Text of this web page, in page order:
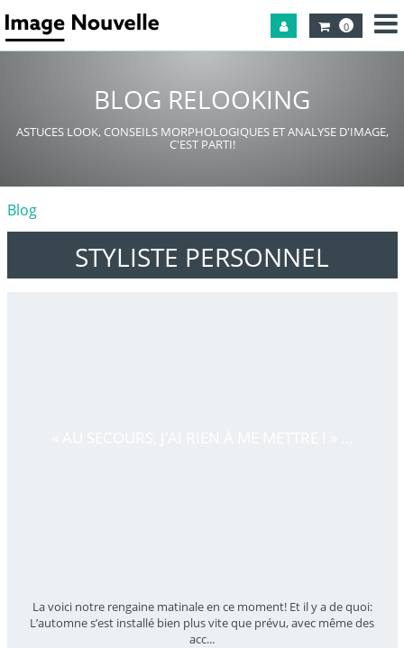
0
BLOG RELOOKING
ASTUCES LOOK, CONSEILS MORPHOLOGIQUES ET ANALYSE D'IMAGE,
C'EST PARTI!
Blog
STYLISTE PERSONNEL
La voici notre rengaine matinale en ce moment! Et il y a de quoi:
L’automne s’est installé bien plus vite que prévu, avec même des
acc...